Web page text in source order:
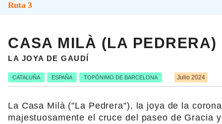
Ruta 3
CASA MILÀ (LA PEDRERA)
LA JOYA DE GAUDÍ
CATALUÑA ESPAÑA TOPÓNIMO DE BARCELONA Julio 2024
La Casa Milà ("La Pedrera"), la joya de la
majestuosamente el cruce del paseo de Gracia